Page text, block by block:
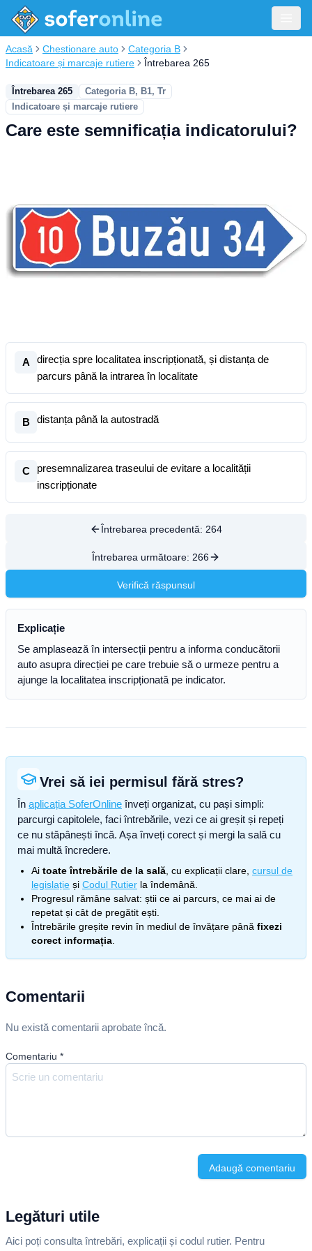
Acasă Chestionare auto
Categoria B
Indicatoare și marcaje rutiere
Întrebarea 265
Întrebarea 265
Categoria B, B1, Tr
Indicatoare și marcaje rutiere
Care este semnificația indicatorului?
A
direcția spre localitatea inscripționată, și distanța de
parcurs până la intrarea în localitate
B distanța până la autostradă
C
presemnalizarea traseului de evitare a localității
inscripționate
Întrebarea precedentă: 264
Întrebarea următoare: 266
Verifică răspunsul
Explicație
Se amplasează în intersecții pentru a informa conducătorii
auto asupra direcției pe care trebuie să o urmeze pentru a
ajunge la localitatea inscripționată pe indicator.
Vrei să iei permisul fără stres?
În aplicația SoferOnline înveți organizat, cu pași simpli:
parcurgi capitolele, faci întrebările, vezi ce ai greșit și repeți
ce nu stăpânești încă. Așa înveți corect și mergi la sală cu
mai multă încredere.
Ai toate întrebările de la sală , cu explicații clare, cursul de
legislație și Codul Rutier la îndemână.
Progresul rămâne salvat: știi ce ai parcurs, ce mai ai de
repetat și cât de pregătit ești.
Întrebările greșite revin în mediul de învățare până fixezi
corect informația
Comentarii
Nu există comentarii aprobate încă.
Comentariu *
Adaugă comentariu
Legături utile
Aici poți consulta întrebări, explicații și codul rutier. Pentru